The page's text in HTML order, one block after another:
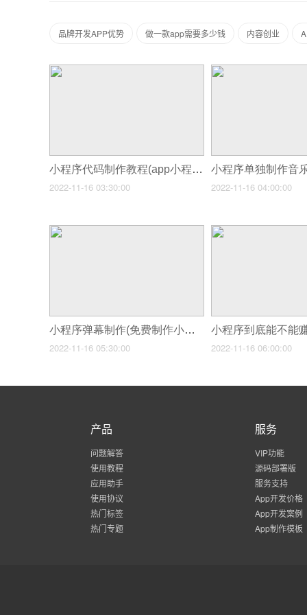
品牌开发APP优势 做一款app需要多少钱 内容创业
小程序代码制作教程(app小程序制作费用)
2022-11-16 03:30:00 2022-11-16 04:00:00
小程序弹幕制作(免费制作小程序的流程)
2022-11-16 05:30:00
小程序到底能不能
2022-11-16 06:00:00
产品
问题解答
使用教程
应用助手
使用协议
热门标签
热门专题
服务
VIP功能
源码部署版
服务支持
App开发价格
App开发案例
App制作模板